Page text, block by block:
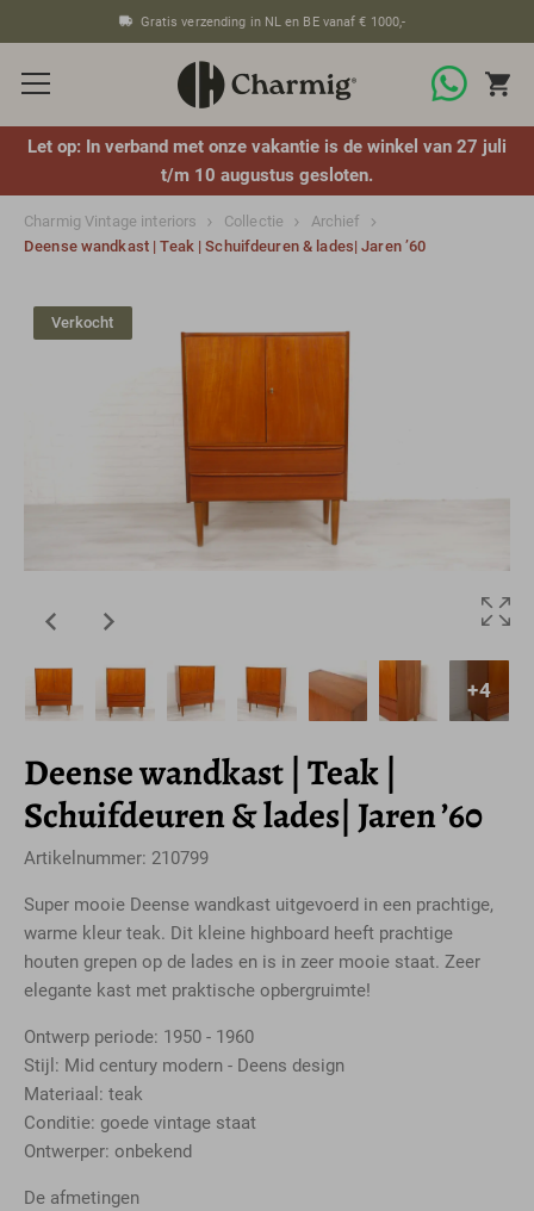
Gratis verzending in NL en BE vanaf € 1000,-
Let op: In verband met onze vakantie is de winkel van 27 juli
t/m 10 augustus gesloten.
Charmig Vintage interiors Collectie
Archief
Deense wandkast | Teak | Schuifdeuren & lades| Jaren ’60
Verkocht
+4
Deense wandkast | Teak |
Schuifdeuren & lades| Jaren ’60
Artikelnummer: 210799
Super mooie Deense wandkast uitgevoerd in een prachtige,
warme kleur teak. Dit kleine highboard heeft prachtige
houten grepen op de lades en is in zeer mooie staat. Zeer
elegante kast met praktische opbergruimte!
Ontwerp periode: 1950 - 1960
Stijl: Mid century modern - Deens design
Materiaal: teak
Conditie: goede vintage staat
Ontwerper: onbekend
De afmetingen